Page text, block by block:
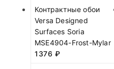
Контрактные обои
Versa Designed
Surfaces Soria
MSE4904-Frost-Mylar
1376 ₽